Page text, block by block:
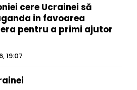
cere Ucrainei să
in favoarea
pentru a primi ajutor
19:07